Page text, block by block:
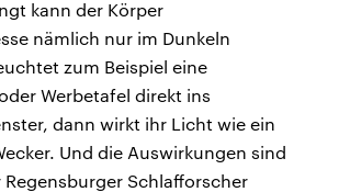
kann der Körper
nämlich nur im Dunkeln
zum Beispiel eine
Werbetafel direkt ins
dann wirkt ihr Licht wie ein
Und die Auswirkungen sind
Schlafforscher